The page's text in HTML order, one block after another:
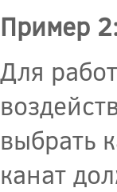
Пример
Для
выбрать
канат